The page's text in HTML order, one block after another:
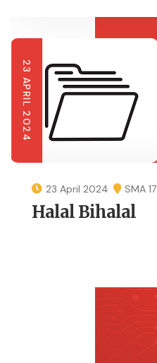
23 APRIL 2024
23 April 2024 SMA
Halal Bihalal